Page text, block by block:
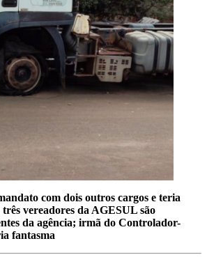
com dois outros cargos e teria
vereadores da AGESUL são
da agência; irmã do Controlador-
fantasma